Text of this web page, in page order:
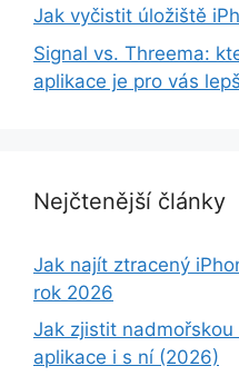
Jak vyčistit úložiště
Signal vs. Threema:
aplikace je pro vás
Nejčtenější články
Jak najít ztracený
rok 2026
Jak zjistit
aplikace i s ní (2026)